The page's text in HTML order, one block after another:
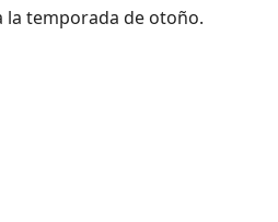
la temporada de otoño.